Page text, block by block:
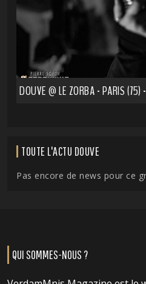
DOUVE @ LE ZORBA - PARIS
TOUTE L'ACTU DOUVE
Pas encore de news pour ce
QUI SOMMES-NOUS ?